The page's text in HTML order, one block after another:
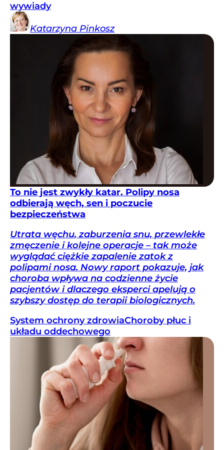
wywiady
Katarzyna Pinkosz
To nie jest zwykły katar. Polipy nosa
odbierają węch, sen i poczucie
bezpieczeństwa
Utrata węchu, zaburzenia snu, przewlekłe
zmęczenie i kolejne operacje – tak może
wyglądać ciężkie zapalenie zatok z
polipami nosa. Nowy raport pokazuje, jak
choroba wpływa na codzienne życie
pacjentów i dlaczego eksperci apelują o
szybszy dostęp do terapii biologicznych.
System ochrony zdrowiaChoroby płuc i
układu oddechowego